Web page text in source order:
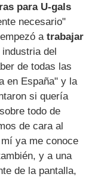
para U-gals
necesario"
atrabajar
industria del
de todas las
en España" y la
si quería
todo de
de cara al
ya me conoce
y a una
de la pantalla,